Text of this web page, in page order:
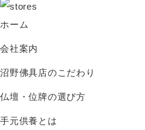
ホーム
会社案内
沼野佛具店のこだわり
仏壇・位牌の選び方
手元供養とは